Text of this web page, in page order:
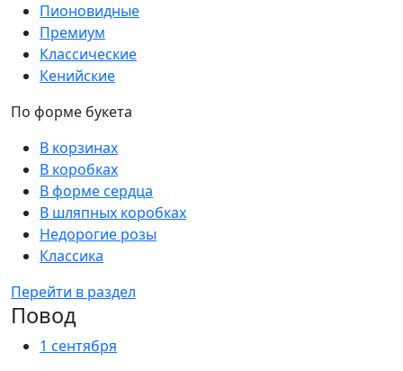
Пионовидные
Премиум
Классические
Кенийские
По форме букета
В корзинах
В коробках
В форме сердца
В шляпных коробках
Недорогие розы
Классика
Перейти в раздел
Повод
1 сентября